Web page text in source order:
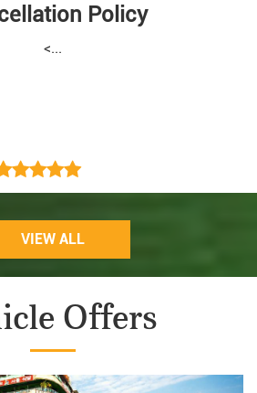
Policy
<...
VIEW ALL
Offers